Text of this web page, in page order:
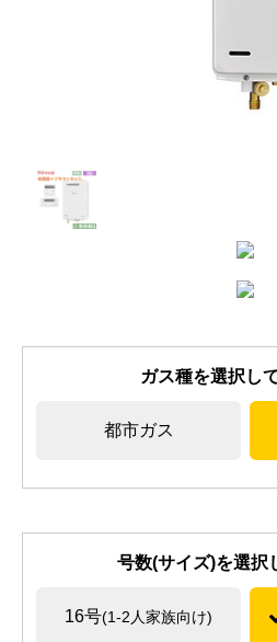
ガス種を選択し
都市ガス
号数(サイズ)を選択
16号(1-2人家族向け)